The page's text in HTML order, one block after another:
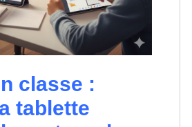
classe :
tablette